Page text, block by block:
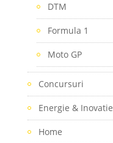
DTM
Formula 1
Moto GP
Concursuri
Energie & Inovatie
Home